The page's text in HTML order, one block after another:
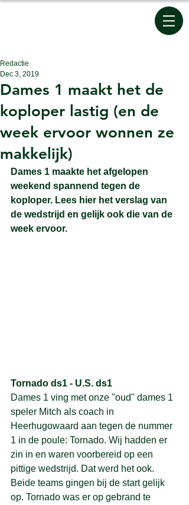
Dames 1 maakt het de
koploper lastig (en de
week ervoor wonnen ze
makkelijk)
Redactie
Dec 3, 2019
Dames 1 maakte het afgelopen
weekend spannend tegen de
koploper. Lees hier het verslag van
de wedstrijd en gelijk ook die van de
week ervoor.
Tornado ds1 - U.S. ds1
Dames 1 ving met onze "oud" dames 1
speler Mitch als coach in
Heerhugowaard aan tegen de nummer
1 in de poule: Tornado. Wij hadden er
zin in en waren voorbereid op een
pittige wedstrijd. Dat werd het ook.
Beide teams gingen bij de start gelijk
op. Tornado was er op gebrand te